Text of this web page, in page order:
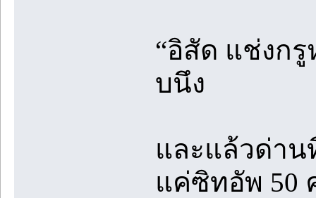
“อิสัด แช่งก
บนึง
และแล้วด่าน
แค่ซิทอัพ 50